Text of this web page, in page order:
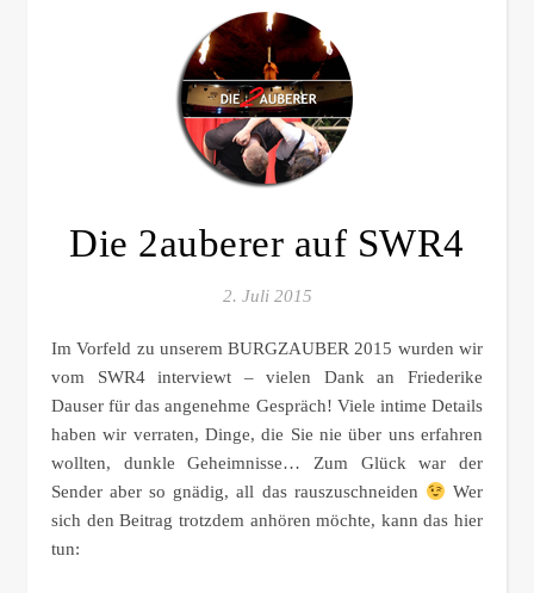
Die 2auberer auf SWR4
2. Juli 2015
Im Vorfeld zu unserem BURGZAUBER 2015 wurden wir
vom SWR4 interviewt – vielen Dank an Friederike
Dauser für das angenehme Gespräch! Viele intime Details
haben wir verraten, Dinge, die Sie nie über uns erfahren
wollten, dunkle Geheimnisse… Zum Glück war der
Sender aber so gnädig, all das rauszuschneiden
Wer
sich den Beitrag trotzdem anhören möchte, kann das hier
tun: